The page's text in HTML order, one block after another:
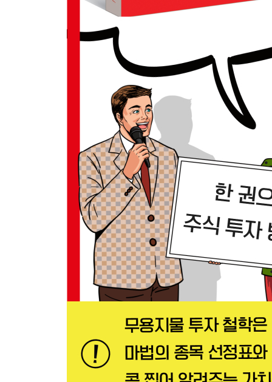
| 쉬어가는 페이지 | 위칭데이, 마녀 심술이 투자 기
호재 뉴스에 대해 공부하자
01 매도가 쉬운 D-Day 투자
02 배당 메리트, 최대주주 상속(증여)
03 매수세 유입신호, 지수 신규 편입
04 회사 체질 개선, PEF 인수
05 저가 매수 기회, 자사주 매입
06 저 PBR 기회, 땅부자 회사 자산 재평가
07 유동성 개선 효과, 액면 병합(분할)
08 저 PER 신호, 실적 개선 리포트
09 정부의 강력한 정책 추진
10 수익성 개선, 판매 가격 상승
| 쉬어가는 페이지 | 배당락, 권리락에 주의하자
넷째 날
악재 뉴스에 대해 공부하자
01 퇴출신호, 관리종목 지정과 상장폐지
02 실적악화와 감사의견 거절
04 불량기업 낙인, 불성실공시 법인 지정
05 주가 하락 베팅, 공매도 증가
06 투자 과열 경고음, 신용융자 잔고 증가
07 주가 하락을 부르는 주식 관련 사채 발행